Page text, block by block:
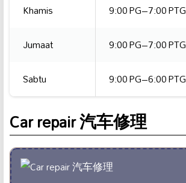
Khamis
9:00 PG–7:00 PTG
Jumaat
9:00 PG–7:00 PTG
Sabtu
9:00 PG–6:00 PTG
Car repair 汽车修理